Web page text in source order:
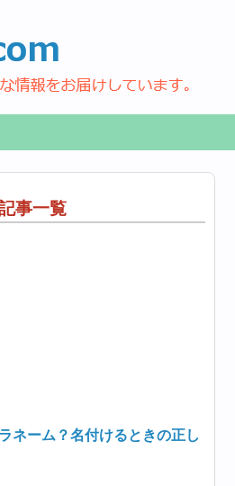
事一覧
ネーム？名付けるときの正し